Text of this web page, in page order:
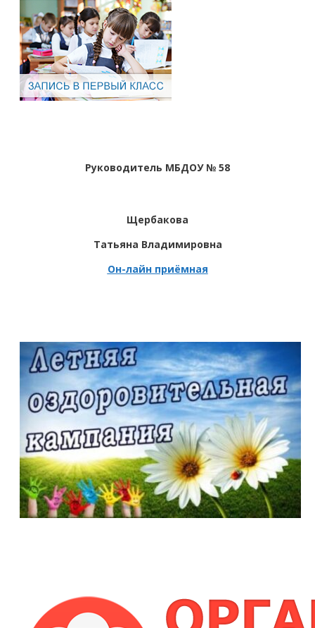
Руководитель МБДОУ № 58
Щербакова
Татьяна Владимировна
Он-лайн приёмная